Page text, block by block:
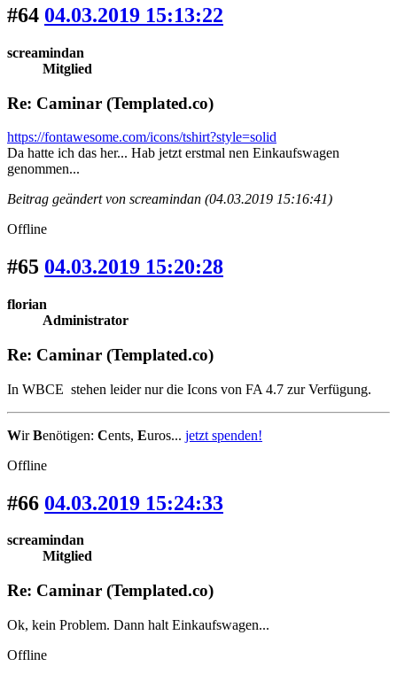
#64 04.03.2019 15:13:22
screamindan
Mitglied
Re: Caminar (Templated.co)
https://fontawesome.com/icons/tshirt?style=solid
Da hatte ich das her... Hab jetzt erstmal nen Einkaufswagen
genommen...
Beitrag geändert von screamindan (04.03.2019 15:16:41)
Offline
#65 04.03.2019 15:20:28
florian
Administrator
Re: Caminar (Templated.co)
In WBCE stehen leider nur die Icons von FA 4.7 zur Verfügung.
WirBenötigen: Cents, Euros... jetzt spenden!
Offline
#66 04.03.2019 15:24:33
screamindan
Mitglied
Re: Caminar (Templated.co)
Ok, kein Problem. Dann halt Einkaufswagen...
Offline